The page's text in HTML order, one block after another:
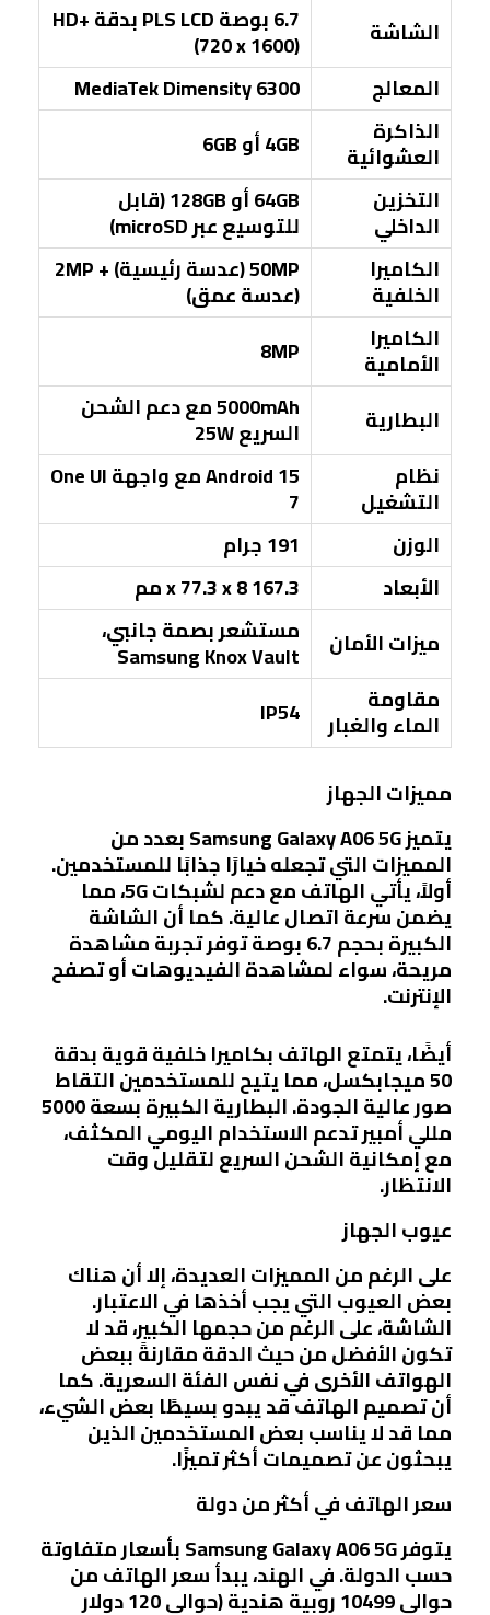
الشاشة
6.7 بوصة PLS LCD بدقة HD+
(720 x 1600)
المعالج
MediaTek Dimensity 6300
الذاكرة
العشوائية
4GB أو 6GB
التخزين
الداخلي
64GB أو 128GB (قابل
للتوسيع عبر microSD)
الكاميرا
الخلفية
50MP (عدسة رئيسية) + 2MP
(عدسة عمق)
الكاميرا
الأمامية
8MP
البطارية
5000mAh مع دعم الشحن
السريع 25W
نظام
التشغيل
Android 15 مع واجهة One UI
7
الوزن
191 جرام
الأبعاد
167.3 x 77.3 x 8 مم
ميزات الأمان
مستشعر بصمة جانبي،
Samsung Knox Vault
مقاومة
الماء والغبار IP54
مميزات الجهاز
يتميز Samsung Galaxy A06 5G بعدد من
المميزات التي تجعله خيارًا جذابًا للمستخدمين.
أولاً، يأتي الهاتف مع دعم لشبكات 5G، مما
يضمن سرعة اتصال عالية. كما أن الشاشة
الكبيرة بحجم 6.7 بوصة توفر تجربة مشاهدة
مريحة، سواء لمشاهدة الفيديوهات أو تصفح
الإنترنت.
أيضًا، يتمتع الهاتف بكاميرا خلفية قوية بدقة
50 ميجابكسل، مما يتيح للمستخدمين التقاط
صور عالية الجودة. البطارية الكبيرة بسعة 5000
مللي أمبير تدعم الاستخدام اليومي المكثف،
مع إمكانية الشحن السريع لتقليل وقت
الانتظار.
عيوب الجهاز
على الرغم من المميزات العديدة، إلا أن هناك
بعض العيوب التي يجب أخذها في الاعتبار.
الشاشة، على الرغم من حجمها الكبير، قد لا
تكون الأفضل من حيث الدقة مقارنةً ببعض
الهواتف الأخرى في نفس الفئة السعرية. كما
أن تصميم الهاتف قد يبدو بسيطًا بعض الشيء،
مما قد لا يناسب بعض المستخدمين الذين
يبحثون عن تصميمات أكثر تميزًا.
سعر الهاتف في أكثر من دولة
يتوفر Samsung Galaxy A06 5G بأسعار متفاوتة
حسب الدولة. في الهند، يبدأ سعر الهاتف من
حوالي 10499 روبية هندية (حوالي 120 دولار